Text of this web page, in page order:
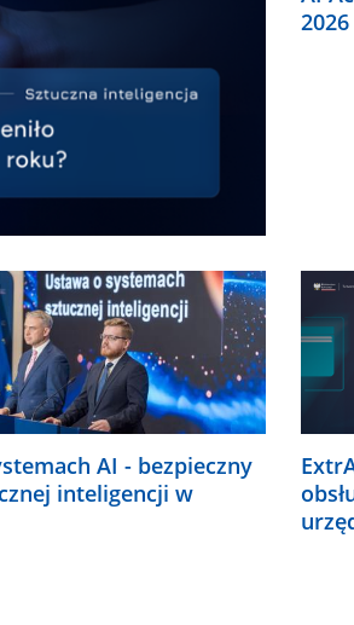
AI - bezpieczny
inteligencji w